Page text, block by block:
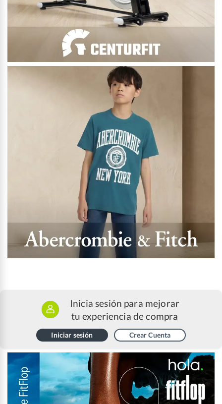
Inicia sesión para mejorar
tu experiencia de compra
Iniciar sesión Crear Cuenta